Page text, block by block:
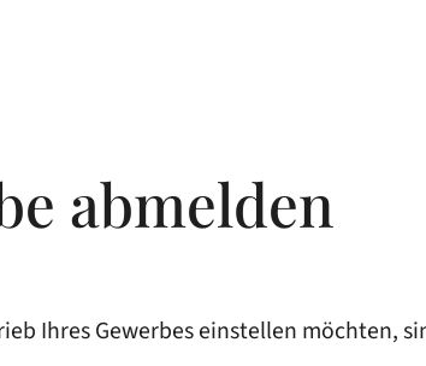
abmelden
Ihres Gewerbes einstellen möchten,